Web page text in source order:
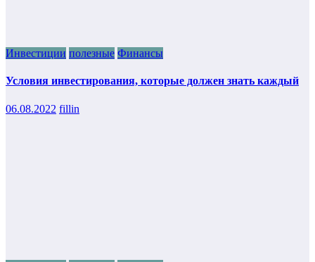
Инвестиции полезные Финансы
Условия инвестирования, которые должен знать каждый
06.08.2022 fillin